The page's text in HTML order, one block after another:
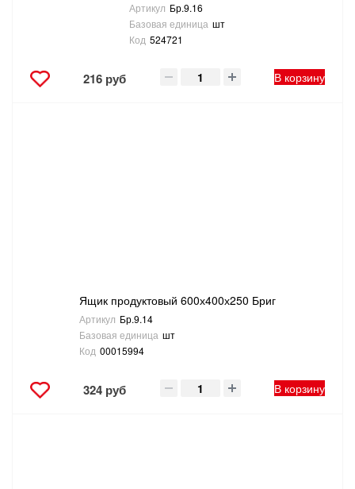
Артикул Бр.9.16
Базовая единица шт
Код 524721
216 руб В корзину
Ящик продуктовый 600х400х250 Бриг
Артикул Бр.9.14
Базовая единица шт
Код 00015994
324 руб В корзину